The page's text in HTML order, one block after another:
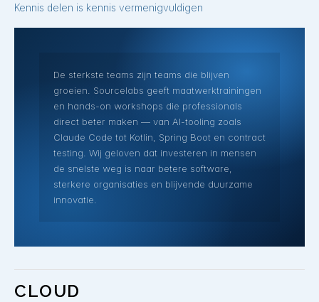
Kennis delen is kennis vermenigvuldigen
De sterkste teams zijn teams die blijven
groeien. Sourcelabs geeft maatwerktrainingen
en hands-on workshops die professionals
direct beter maken — van AI-tooling zoals
Claude Code tot Kotlin, Spring Boot en contract
testing. Wij geloven dat investeren in mensen
de snelste weg is naar betere software,
sterkere organisaties en blijvende duurzame
innovatie.
CLOUD